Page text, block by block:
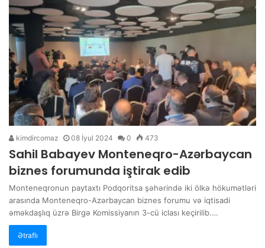
kimdircomaz 08 İyul 2024 0 473
Sahil Babayev Monteneqro-Azərbaycan
biznes forumunda iştirak edib
Monteneqronun paytaxtı Podqoritsa şəhərində iki ölkə hökumətləri
arasında Monteneqro-Azərbaycan biznes forumu və iqtisadi
əməkdaşlıq üzrə Birgə Komissiyanın 3-cü iclası keçirilib.…
Ətraflı